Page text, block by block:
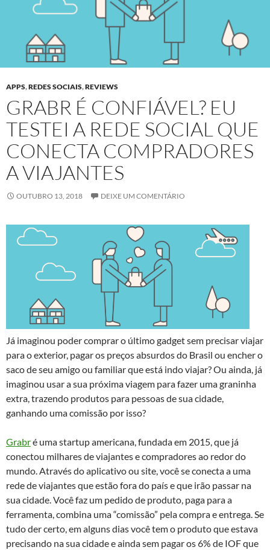
APPS,REDES SOCIAIS,REVIEWS
GRABR É CONFIÁVEL? EU
TESTEI A REDE SOCIAL QUE
CONECTA COMPRADORES
A VIAJANTES
OUTUBRO 13, 2018 DEIXE UM COMENTÁRIO
Já imaginou poder comprar o último gadget sem precisar viajar
para o exterior, pagar os preços absurdos do Brasil ou encher o
saco de seu amigo ou familiar que está indo viajar? Ou ainda, já
imaginou usar a sua próxima viagem para fazer uma graninha
extra, trazendo produtos para pessoas de sua cidade,
ganhando uma comissão por isso?
Grabré uma startup americana, fundada em 2015, que já
conectou milhares de viajantes e compradores ao redor do
mundo. Através do aplicativo ou site, você se conecta a uma
rede de viajantes que estão fora do país e que irão passar na
sua cidade. Você faz um pedido de produto, paga para a
ferramenta, combina uma “comissão” pela compra e entrega. Se
tudo der certo, em alguns dias você tem o produto que estava
precisando na sua cidade e ainda sem pagar os 6% de IOF que